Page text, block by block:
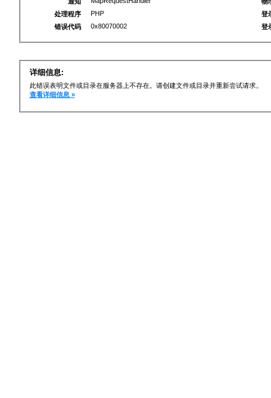
处理程序
PHP
错误代码
0x80070002
登
登
详细信息:
此错误表明文件或目录在服务器上不存在。请创建文件或目录并重新尝试请求。
查看详细信息 »